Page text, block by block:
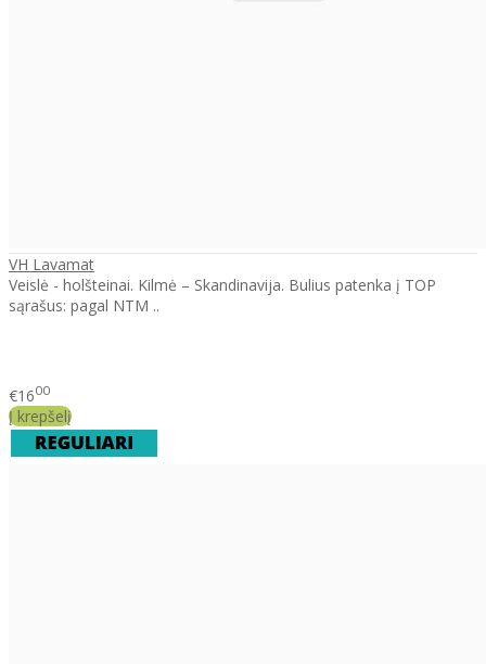
VH Lavamat
Veislė - holšteinai. Kilmė – Skandinavija. Bulius patenka į TOP
sąrašus: pagal NTM ..
€1600
Į krepšelį